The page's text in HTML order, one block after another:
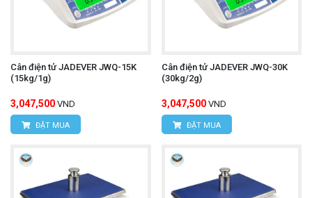
Cân điện tử JADEVER JWQ-15K
(15kg/1g)
3,047,500 VND
ĐẶT MUA
Cân điện tử JADEVER JWQ-30K
(30kg/2g)
3,047,500 VND
ĐẶT MUA